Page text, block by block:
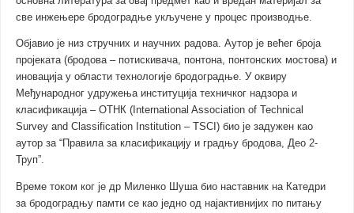
све инжењере бродоградње укључене у процес производње.
Објавио је низ стручних и научних радова. Аутор је већег броја
пројеката (бродова – потискивача, понтона, понтонских мостова) и
иновација у области технологије бродоградње. У оквиру
Међународног удружења институција техничког надзора и
класификација – ОТНК (International Association of Technical
Survey and Classification Institution – ТSCI) био је задужен као
аутор за “Правила за класификацију и градњу бродова, Део 2-
Труп”.
Време током ког је др Миленко Шуша био наставник на Катедри
за бродоградњу памти се као једно од најактивнијих по питању